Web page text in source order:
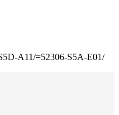
A11/=52306-S5A-E01/